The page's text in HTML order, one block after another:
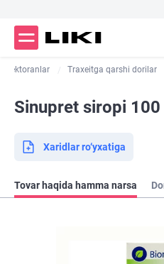
Traxeitga qarshi dorilar
Sinupret siropi
Xaridlar ro‘yxatiga
Tovar haqida hamma narsa